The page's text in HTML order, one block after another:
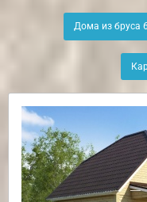
Дома из бруса